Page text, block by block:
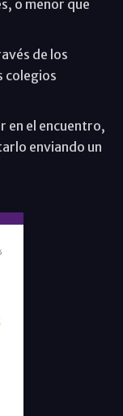
o menor que
de los
colegios
en el encuentro,
enviando un